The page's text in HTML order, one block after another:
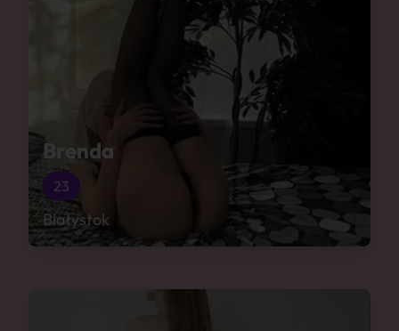
Brenda
23
Białystok